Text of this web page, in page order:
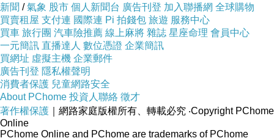
新聞 /氣象 股市 個人新聞台 廣告刊登 加入聯播網 全球購物
買賣租屋 支付連 國際連 Pi 拍錢包 旅遊 服務中心
買車 旅行團 汽車險推薦 線上麻將 雜誌 星座命理 會員中心
一元簡訊 直播達人 數位憑證 企業簡訊
買網址 虛擬主機 企業郵件
廣告刊登 隱私權聲明
消費者保護 兒童網路安全
About PChome 投資人聯絡 徵才
著作權保護 ｜網路家庭版權所有、轉載必究 ‧Copyright PChome
Online
PChome Online and PChome are trademarks of PChome